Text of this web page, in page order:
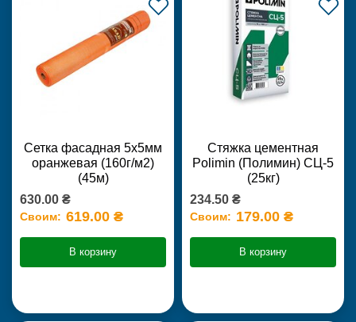
Сетка фасадная 5х5мм
оранжевая (160г/м2)
(45м)
630.00 ₴
Своим: 619.00 ₴
В корзину
Стяжка цементная
Polimin (Полимин) СЦ-5
(25кг)
234.50 ₴
Своим: 179.00 ₴
В корзину